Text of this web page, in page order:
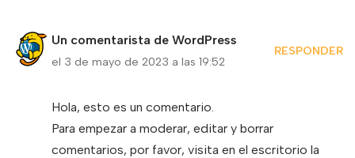
Un comentarista de WordPress
el 3 de mayo de 2023 a las 19:52
RESPONDER
Hola, esto es un comentario.
Para empezar a moderar, editar y borrar
comentarios, por favor, visita en el escritorio la